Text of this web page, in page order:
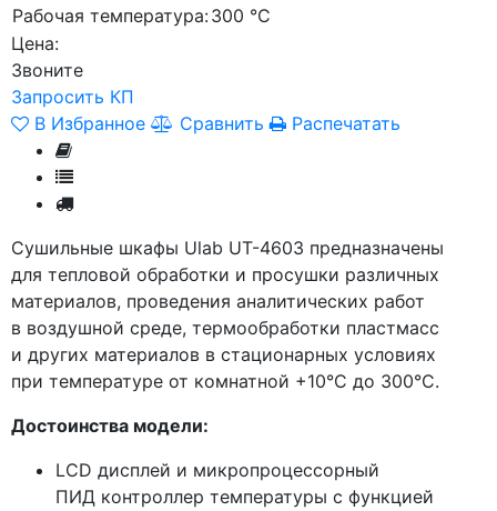
Рабочая температура:300 °С
Цена:
Звоните
Запросить КП
В Избранное
Сравнить Распечатать
Сушильные шкафы Ulab UT-4603 предназначены
для тепловой обработки и просушки различных
материалов, проведения аналитических работ
в воздушной среде, термообработки пластмасс
и других материалов в стационарных условиях
при температуре от комнатной +10°С до 300°С.
Достоинства модели:
LCD дисплей и микропроцессорный
ПИД контроллер температуры c функцией